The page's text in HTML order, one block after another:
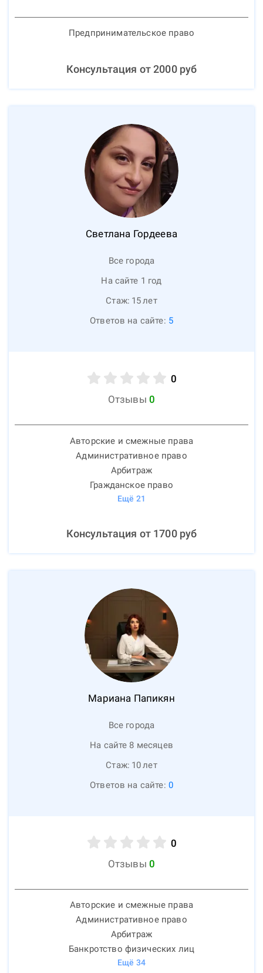
Предпринимательское право
Консультация от2000руб
Светлана Гордеева
Все города
На сайте 1 год
Стаж: 15лет
Ответов на сайте: 5
0
Отзывы 0
Авторские и смежные права
Административное право
Арбитраж
Гражданское право
Ещё 21
Консультация от 1700руб
Мариана Папикян
Все города
На сайте 8 месяцев
Стаж: 10лет
Ответов на сайте: 0
0
Отзывы 0
Авторские и смежные права
Административное право
Арбитраж
Банкротство физических лиц
Ещё 34